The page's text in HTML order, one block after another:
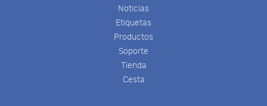
Noticias
Etiquetas
Productos
Soporte
Tienda
Cesta